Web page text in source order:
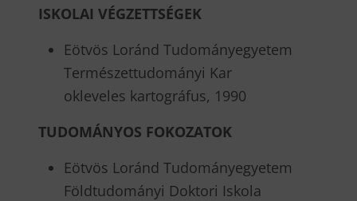
ISKOLAI VÉGZETTSÉGEK
Eötvös Loránd Tudományegyetem
Természettudományi Kar
okleveles kartográfus, 1990
TUDOMÁNYOS FOKOZATOK
Eötvös Loránd Tudományegyetem
Földtudományi Doktori Iskola